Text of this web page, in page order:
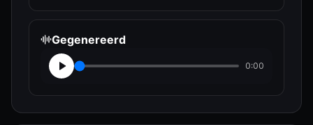
Gegenereerd
0:00